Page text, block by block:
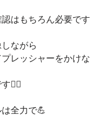
はもちろん必要です
ながら
レッシャーをかけな
🙆‍♀️
全力で💪